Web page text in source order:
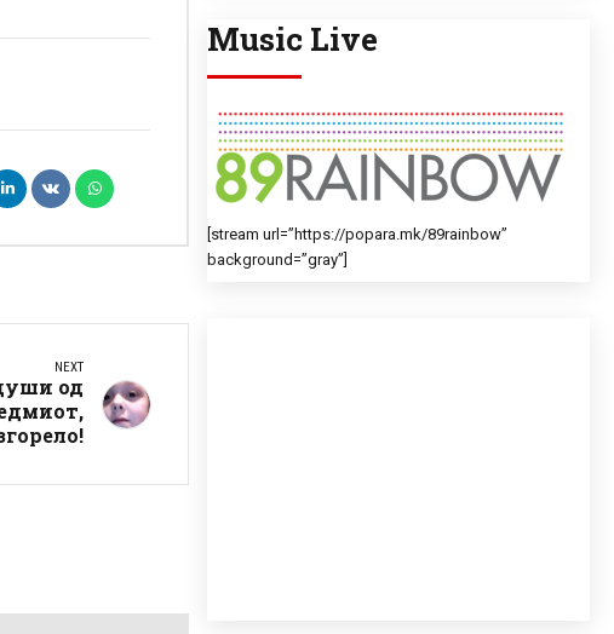
NEXT
од
Music Live
[stream url=”https://popara.mk/89rainbow”
background=”gray”]